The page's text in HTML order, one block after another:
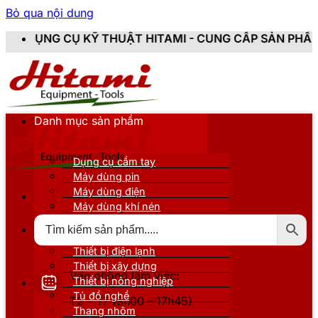
Bỏ qua nội dung
HITAMI - CUNG CẤP SẢN PHẨM CHÍNH HÃNG,
Văn phòng làm việc:
T2 - T7 (8h00 - 17h45)
Danh mục sản phẩm
Dụng cụ cầm tay
Máy dùng pin
Máy dùng điện
Máy dùng khí nén
Thiết bị nâng đỡ
Thiết bị điện lạnh
Thiết bị xây dựng
Thiết bị nông nghiệp
Tủ đồ nghề
Thang nhôm